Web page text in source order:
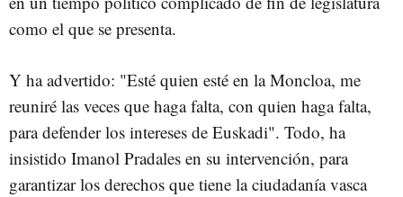
como el que se presenta.
Y ha advertido: "Esté quien esté en la Moncloa, me
reuniré las veces que haga falta, con quien haga falta,
para defender los intereses de Euskadi". Todo, ha
insistido Imanol Pradales en su intervención, para
garantizar los derechos que tiene la ciudadanía vasca